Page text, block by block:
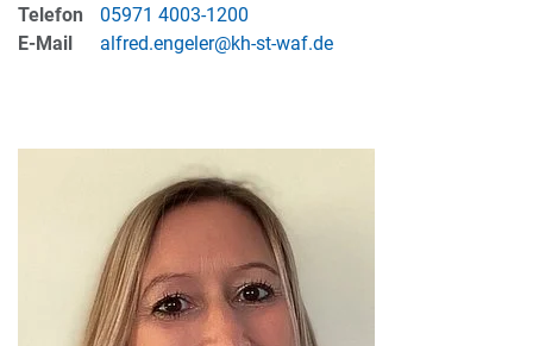
Telefon
05971 4003-1200
E-Mail
alfred.engeler@kh-st-waf.de